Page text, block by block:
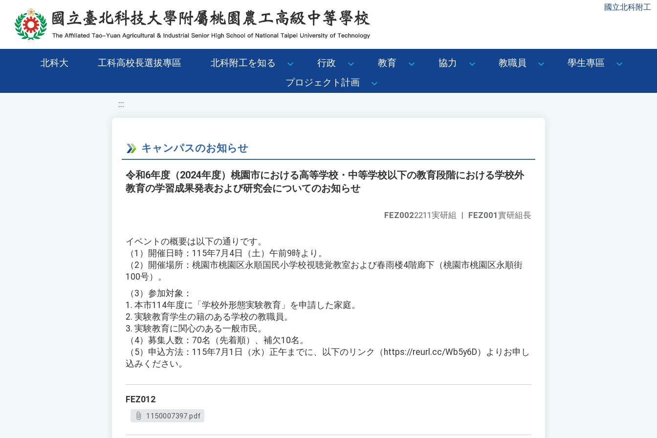
移至網頁之主要內容區位置 國立北科附工
北科大 工科高校長選拔專區 北科附工を知る 行政 教育 協力 教職員
學生專區
プロジェクト計画
:::
キャンパスのお知らせ
令和6年度（2024年度）桃園市における高等学校・中等学校以下の教育段階における学校外
教育の学習成果発表および研究会についてのお知らせ
FEZ001實研組長
FEZ0022211実研組 |
イベントの概要は以下の通りです。
（1）開催日時：115年7月4日（土）午前9時より。
（2）開催場所：桃園市桃園区永順国民小学校視聴覚教室および春雨楼4階廊下（桃園市桃園区永順街
100号）。
（3）参加対象：
1. 本市114年度に「学校外形態実験教育」を申請した家庭。
2. 実験教育学生の籍のある学校の教職員。
3. 実験教育に関心のある一般市民。
（4）募集人数：70名（先着順）、補欠10名。
（5）申込方法：115年7月1日（水）正午までに、以下のリンク（https://reurl.cc/Wb5y6D）よりお申し
込みください。
FEZ012
1150007397.pdf